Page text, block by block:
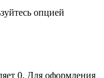
опцией
0. Для оформления